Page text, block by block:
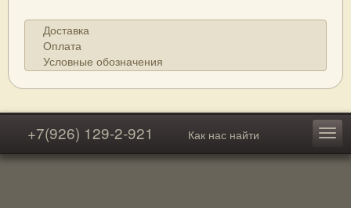
Доставка
Оплата
Условные обозначения
+7(926) 129-2-921 Как нас найти